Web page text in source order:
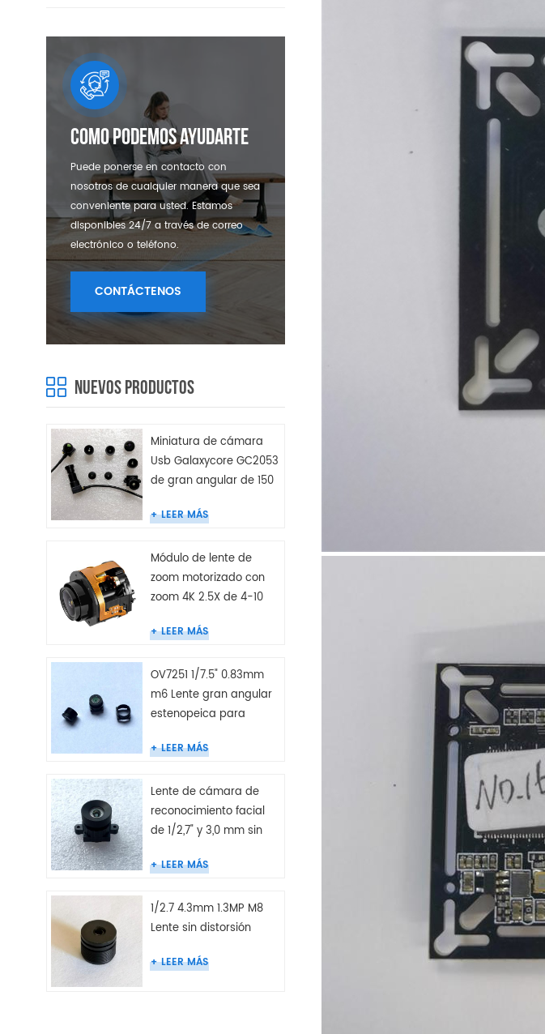
Como Podemos Ayudarte
Puede ponerse en contacto con
nosotros de cualquier manera que sea
conveniente para usted. Estamos
disponibles 24/7 a través de correo
electrónico o teléfono.
CONTÁCTENOS
NUEVOS PRODUCTOS
Miniatura de cámara
Usb Galaxycore GC2053
de gran angular de 150
LEER MÁS
Módulo de lente de
zoom motorizado con
zoom 4K 2.5X de 4-10
LEER MÁS
OV7251 1/7.5" 0.83mm
m6 Lente gran angular
estenopeica para
LEER MÁS
Lente de cámara de
reconocimiento facial
de 1/2,7" y 3,0 mm sin
LEER MÁS
1/2.7 4.3mm 1.3MP M8
Lente sin distorsión
LEER MÁS